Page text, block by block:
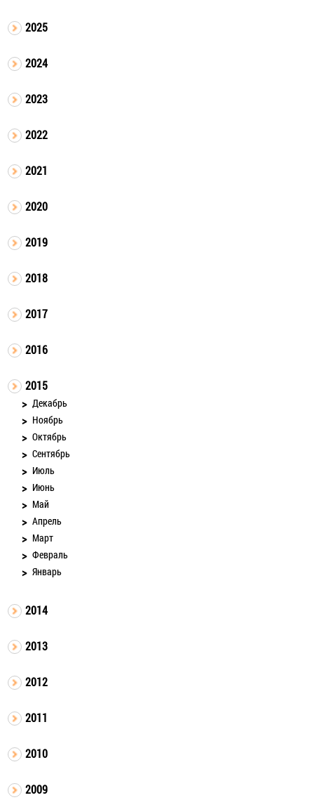
2025
2024
2023
2022
2021
2020
2019
2018
2017
2016
2015
Декабрь
Ноябрь
Октябрь
Сентябрь
Июль
Июнь
Май
Апрель
Март
Февраль
Январь
2014
2013
2012
2011
2010
2009